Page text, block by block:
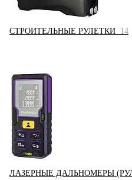
СТРОИТЕЛЬНЫЕ РУЛЕТКИ 14
ЛАЗЕРНЫЕ ДАЛЬНОМЕРЫ